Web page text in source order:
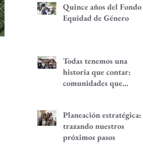
mujeres y alternativas
económicas
Quince años del Fondo
Equidad de Género
Todas tenemos una
historia que contar:
comunidades que
Planeación estratégica:
trazando nuestros
próximos pasos